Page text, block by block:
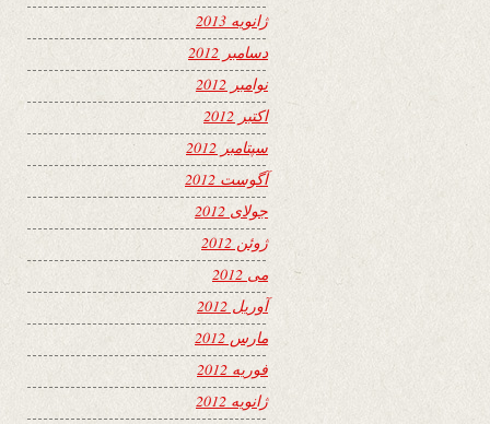
ژانویه 2013
دسامبر 2012
نوامبر 2012
اکتبر 2012
سپتامبر 2012
آگوست 2012
جولای 2012
ژوئن 2012
می 2012
آوریل 2012
مارس 2012
فوریه 2012
ژانویه 2012